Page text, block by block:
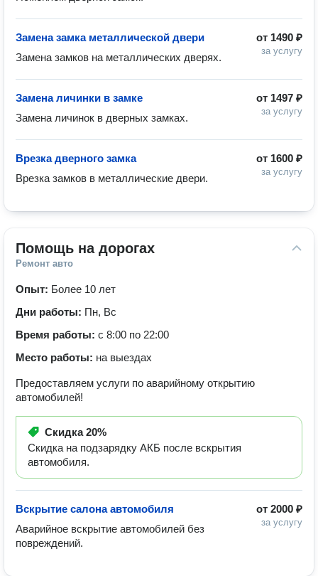
от 1490 ₽
за услугу
Замена замка металлической двери
Замена замков на металлических дверях.
от 1497 ₽
за услугу
Замена личинки в замке
Замена личинок в дверных замках.
от 1600 ₽
за услугу
Врезка дверного замка
Врезка замков в металлические двери.
Помощь на дорогах
Ремонт авто
Опыт: Более 10 лет
Дни работы: Пн, Вс
Время работы: с 8:00 по 22:00
Место работы: на выездах
Предоставляем услуги по аварийному открытию
автомобилей!
Скидка20%
Скидка на подзарядку АКБ после вскрытия
автомобиля.
от 2000 ₽
за услугу
Вскрытие салона автомобиля
Аварийное вскрытие автомобилей без
повреждений.